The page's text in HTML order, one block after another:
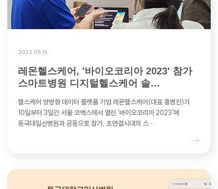
2023.05.16
레몬헬스케어, '바이오코리아 2023' 참가
스마트병원 디지털헬스케어 솔…
헬스케어 양방향 데이터 플랫폼 기업 레몬헬스케어(대표 홍병진)가
10일부터 3일간 서울 코엑스에서 열린 '바이오코리아 2023'에
동국대일산병원과 공동으로 참가, 초연결시대의 스…